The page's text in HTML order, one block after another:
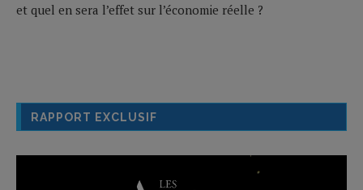
et quel en sera l’effet sur l’économie réelle ?
RAPPORT EXCLUSIF